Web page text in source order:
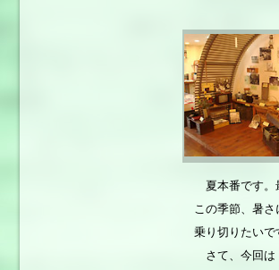
夏本番です。
この季節、暑
乗り切りたいで
さて、今回は